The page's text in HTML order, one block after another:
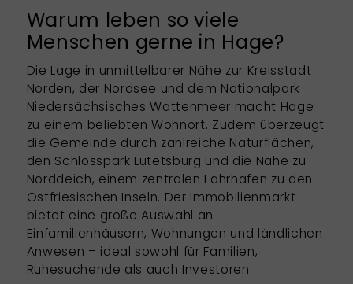
Warum leben so viele
Menschen gerne in Hage?
Die Lage in unmittelbarer Nähe zur Kreisstadt
Norden, der Nordsee und dem Nationalpark
Niedersächsisches Wattenmeer macht Hage
zu einem beliebten Wohnort. Zudem überzeugt
die Gemeinde durch zahlreiche Naturflächen,
den Schlosspark Lütetsburg und die Nähe zu
Norddeich, einem zentralen Fährhafen zu den
Ostfriesischen Inseln. Der Immobilienmarkt
bietet eine große Auswahl an
Einfamilienhäusern, Wohnungen und ländlichen
Anwesen – ideal sowohl für Familien,
Ruhesuchende als auch Investoren.